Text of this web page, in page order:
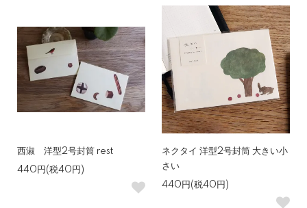
西淑 洋型2号封筒 rest
440円(税40円)
ネクタイ 洋型2号封筒 大きい小
さい
440円(税40円)